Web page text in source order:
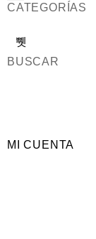
CATEGORÍAS
BUSCAR
MI CUENTA